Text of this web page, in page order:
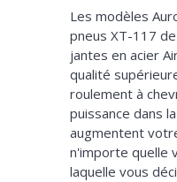
Les modèles
pneus XT-117
jantes en acier
qualité
roulement à
puissance dans
augmentent
n'importe quelle
laquelle vous